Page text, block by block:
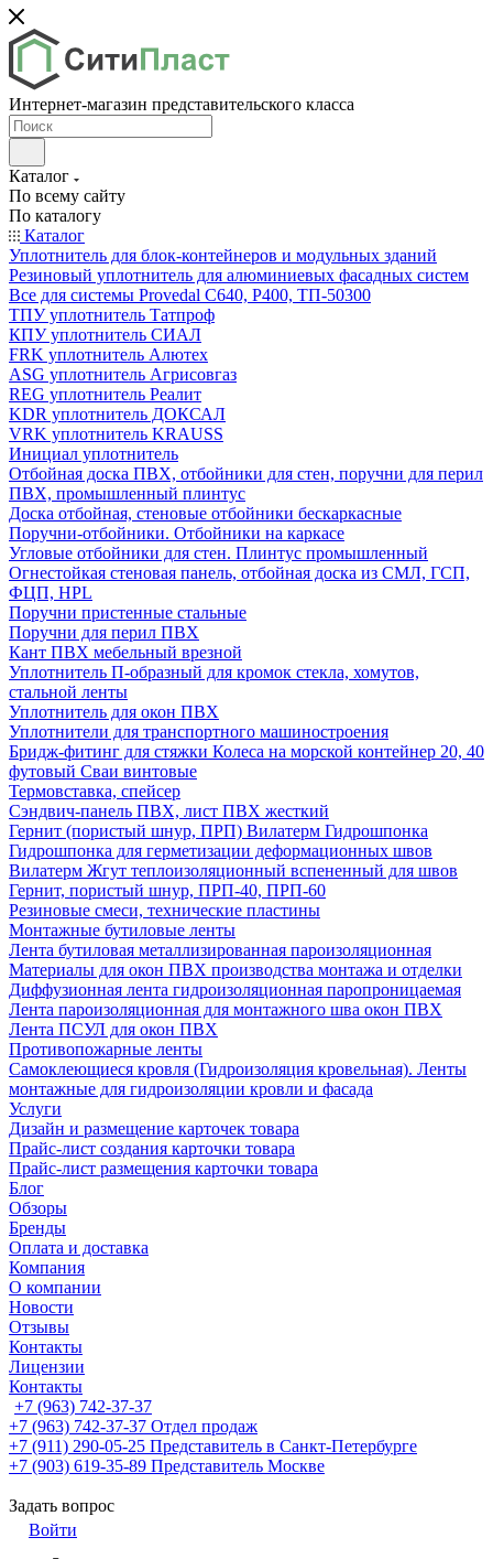
Интернет-магазин представительского класса
Каталог
По всему сайту
По каталогу
Каталог
Уплотнитель для блок-контейнеров и модульных зданий
Резиновый уплотнитель для алюминиевых фасадных систем
Все для системы Provedal С640, Р400, ТП-50300
ТПУ уплотнитель Татпроф
КПУ уплотнитель СИАЛ
FRK уплотнитель Алютех
ASG уплотнитель Агрисовгаз
REG уплотнитель Реалит
KDR уплотнитель ДОКСАЛ
VRK уплотнитель KRAUSS
Инициал уплотнитель
Отбойная доска ПВХ, отбойники для стен, поручни для перил
ПВХ, промышленный плинтус
Доска отбойная, стеновые отбойники бескаркасные
Поручни-отбойники. Отбойники на каркасе
Угловые отбойники для стен. Плинтус промышленный
Огнестойкая стеновая панель, отбойная доска из СМЛ, ГСП,
ФЦП, HPL
Поручни пристенные стальные
Поручни для перил ПВХ
Кант ПВХ мебельный врезной
Уплотнитель П-образный для кромок стекла, хомутов,
стальной ленты
Уплотнитель для окон ПВХ
Уплотнители для транспортного машиностроения
Бридж-фитинг для стяжки Колеса на морской контейнер 20, 40
футовый Сваи винтовые
Термовставка, спейсер
Сэндвич-панель ПВХ, лист ПВХ жесткий
Гернит (пористый шнур, ПРП) Вилатерм Гидрошпонка
Гидрошпонка для герметизации деформационных швов
Вилатерм Жгут теплоизоляционный вспененный для швов
Гернит, пористый шнур, ПРП-40, ПРП-60
Резиновые смеси, технические пластины
Монтажные бутиловые ленты
Лента бутиловая металлизированная пароизоляционная
Материалы для окон ПВХ производства монтажа и отделки
Диффузионная лента гидроизоляционная паропроницаемая
Лента пароизоляционная для монтажного шва окон ПВХ
Лента ПСУЛ для окон ПВХ
Противопожарные ленты
Самоклеющиеся кровля (Гидроизоляция кровельная). Ленты
монтажные для гидроизоляции кровли и фасада
Услуги
Дизайн и размещение карточек товара
Прайс-лист создания карточки товара
Прайс-лист размещения карточки товара
Блог
Обзоры
Бренды
Оплата и доставка
Компания
О компании
Новости
Отзывы
Контакты
Лицензии
Контакты
+7 (963) 742-37-37
+7 (963) 742-37-37 Отдел продаж
+7 (911) 290-05-25 Представитель в Санкт-Петербурге
+7 (903) 619-35-89 Представитель Москве
Задать вопрос
Войти